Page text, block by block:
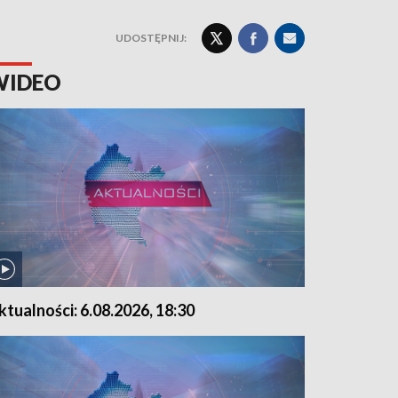
UDOSTĘPNIJ:
6.08.2026, 18:30